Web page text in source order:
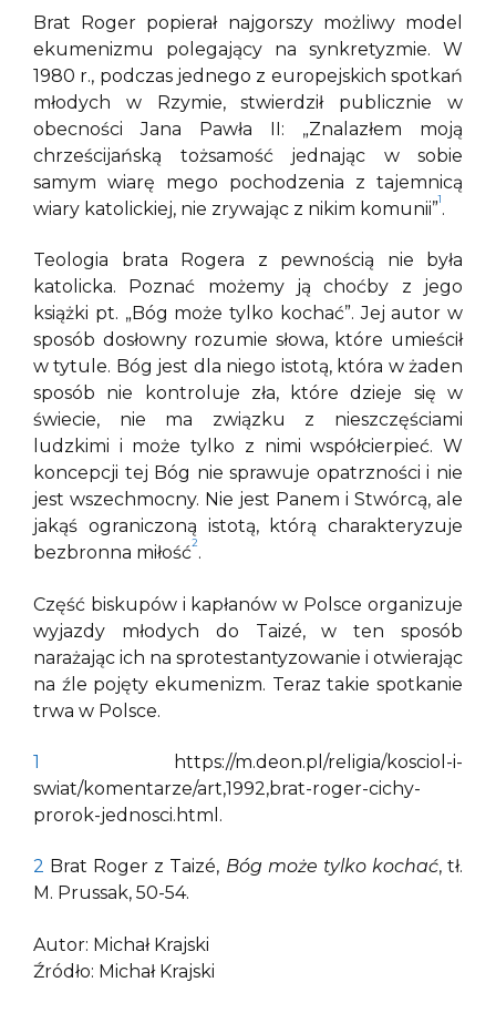
Brat Roger popierał najgorszy możliwy model
ekumenizmu polegający na synkretyzmie. W
1980 r., podczas jednego z europejskich spotkań
młodych w Rzymie, stwierdził publicznie w
obecności Jana Pawła II: „Znalazłem moją
chrześcijańską tożsamość jednając w sobie
samym wiarę mego pochodzenia z tajemnicą
wiary katolickiej, nie zrywając z nikim komunii”1.
Teologia brata Rogera z pewnością nie była
katolicka. Poznać możemy ją choćby z jego
książki pt. „Bóg może tylko kochać”. Jej autor w
sposób dosłowny rozumie słowa, które umieścił
w tytule. Bóg jest dla niego istotą, która w żaden
sposób nie kontroluje zła, które dzieje się w
świecie, nie ma związku z nieszczęściami
ludzkimi i może tylko z nimi współcierpieć. W
koncepcji tej Bóg nie sprawuje opatrzności i nie
jest wszechmocny. Nie jest Panem i Stwórcą, ale
jakąś ograniczoną istotą, którą charakteryzuje
bezbronna miłość2.
Część biskupów i kapłanów w Polsce organizuje
wyjazdy młodych do Taizé, w ten sposób
narażając ich na sprotestantyzowanie i otwierając
na źle pojęty ekumenizm. Teraz takie spotkanie
trwa w Polsce.
1
https://m.deon.pl/religia/kosciol-i-
swiat/komentarze/art,1992,brat-roger-cichy-
prorok-jednosci.html.
2 Brat Roger z Taizé, Bóg może tylko kochać, tł.
M. Prussak, 50-54.
Autor: Michał Krajski
Źródło: Michał Krajski